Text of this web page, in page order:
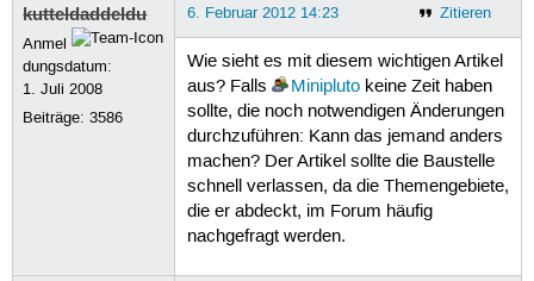
kutteldaddeldu
Anmel
dungsdatum:
1. Juli 2008
Beiträge:3586
Zitieren
6. Februar 2012 14:23
Wie sieht es mit diesem wichtigen Artikel
aus? Falls
Miniplutokeine Zeit haben
sollte, die noch notwendigen Änderungen
durchzuführen: Kann das jemand anders
machen? Der Artikel sollte die Baustelle
schnell verlassen, da die Themengebiete,
die er abdeckt, im Forum häufig
nachgefragt werden.